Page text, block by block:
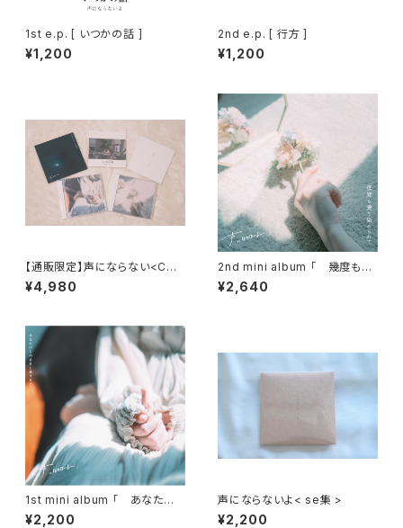
1st e.p. [ いつかの話 ]
¥1,200
2nd e.p. [ 行方 ]
¥1,200
【通販限定】声にならない<CD
おまとめセット>
¥4,980
2nd mini album 「 幾度も愛
を染められて 」
¥2,640
1st mini album 「 あなたの
そのままを愛させて 」
¥2,200
声にならないよ< se集 >
¥2,200